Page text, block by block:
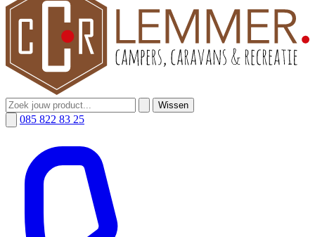
Wissen
085 822 83 25